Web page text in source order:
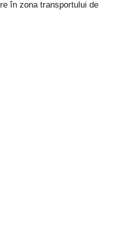
în zona transportului de